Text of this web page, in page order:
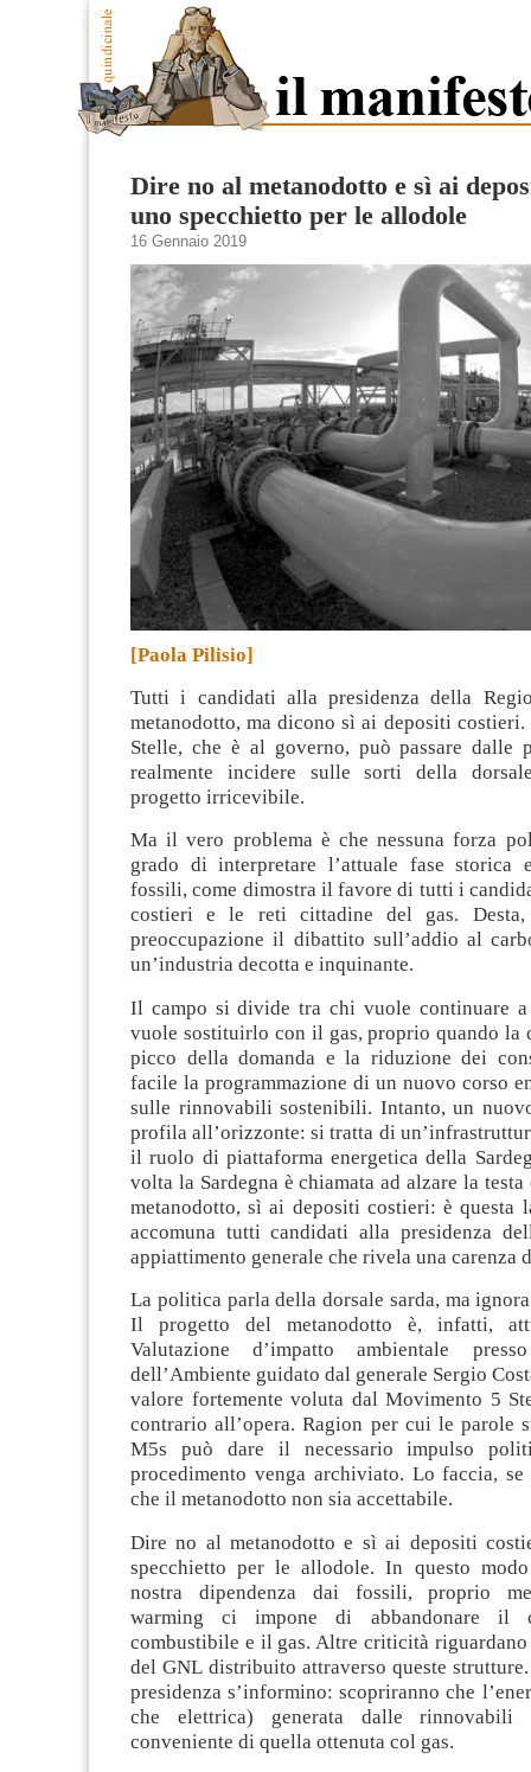
Dire no al metanodotto e sì ai
uno specchietto per le allodole
16 Gennaio 2019
[Paola Pilisio]
Tutti i candidati alla presidenza della
metanodotto, ma dicono sì ai depositi
Stelle, che è al governo, può passare dalle
realmente incidere sulle sorti della
progetto irricevibile.
Ma il vero problema è che nessuna forza
grado di interpretare l’attuale fase
fossili, come dimostra il favore di tutti i
costieri e le reti cittadine del gas. Desta,
preoccupazione il dibattito sull’addio al
un’industria decotta e inquinante.
Il campo si divide tra chi vuole continuare
vuole sostituirlo con il gas, proprio quando la
picco della domanda e la riduzione dei
facile la programmazione di un nuovo corso
sulle rinnovabili sostenibili. Intanto, un
profila all’orizzonte: si tratta di
il ruolo di piattaforma energetica della
volta la Sardegna è chiamata ad alzare la
metanodotto, sì ai depositi costieri: è questa
accomuna tutti candidati alla presidenza
appiattimento generale che rivela una carenza
La politica parla della dorsale sarda, ma
Il progetto del metanodotto è, infatti,
Valutazione d’impatto ambientale
dell’Ambiente guidato dal generale Sergio
valore fortemente voluta dal Movimento 5
contrario all’opera. Ragion per cui le parole
M5s può dare il necessario impulso
procedimento venga archiviato. Lo faccia,
che il metanodotto non sia accettabile.
Dire no al metanodotto e sì ai depositi
specchietto per le allodole. In questo
nostra dipendenza dai fossili, proprio
warming ci impone di abbandonare il
combustibile e il gas. Altre criticità
del GNL distribuito attraverso queste
presidenza s’informino: scopriranno che
che elettrica) generata dalle
conveniente di quella ottenuta col gas.